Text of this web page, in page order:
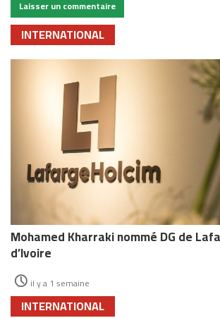
INTERNATIONAL
Mohamed Kharraki nommé DG de
d’Ivoire
il y a 1 semaine
INTERNATIONAL